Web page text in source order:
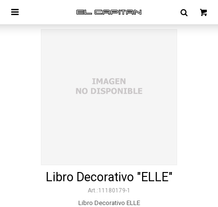

Libro Decorativo "ELLE"
11180179-1
Libro Decorativo ELLE